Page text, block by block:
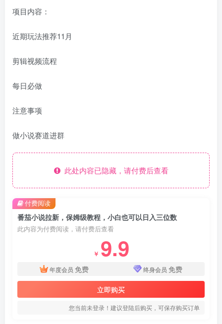
项目内容：
近期玩法推荐11月
剪辑视频流程
每日必做
注意事项
做小说赛道进群
此处内容已隐藏，请付费后查看
番茄小说拉新，保姆级教程，小白也可以日入三位数
此内容为付费阅读，请付费后查看
￥ 9.9
年度会员 免费 终身会员 免费
立即购买
您当前未登录！建议登陆后购买，可保存购买订单
付费阅读